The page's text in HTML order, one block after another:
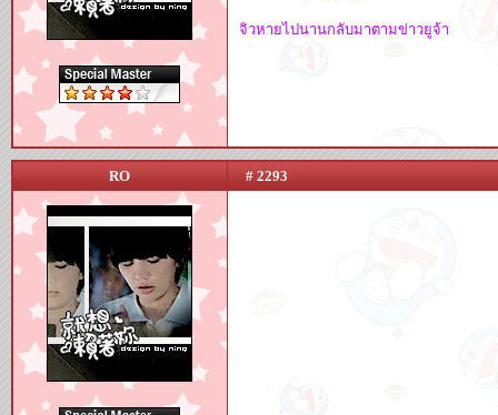
จิวหายไปนานกลับมาตามข่าวยูจ้า
RO # 2293